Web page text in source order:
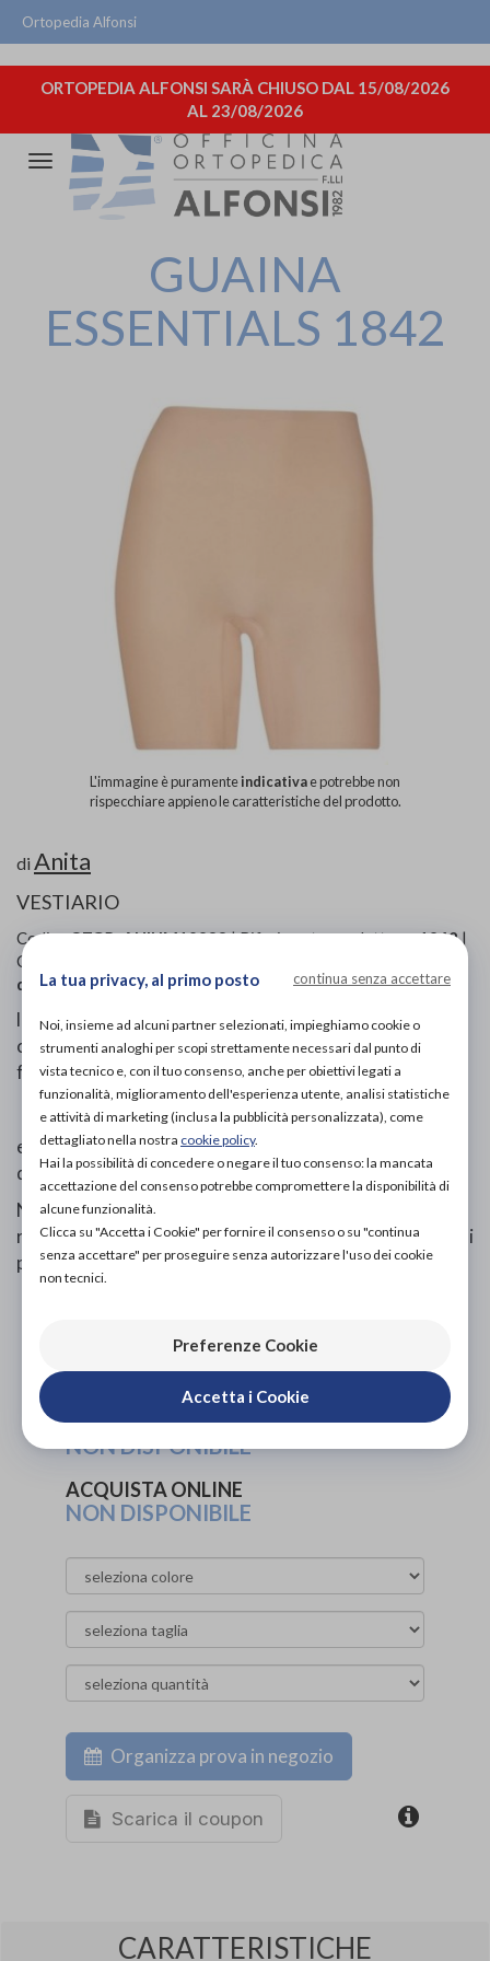
Ortopedia Alfonsi
ORTOPEDIA ALFONSI SARÀ CHIUSO DAL 15/08/2026
AL 23/08/2026
Attiva/disattiva
navigazione
GUAINA
ESSENTIALS 1842
L'immagine è puramenteindicativae potrebbe non
rispecchiare appieno le caratteristiche del prodotto.
di Anita
VESTIARIO
Codice OTGP:ANIUM19833| Riferimento produttore:1842|
Categoria:
quotidiana»Vestiario
lo slip a gambaletto ESSENTIALS,e' estremamente
comodo e morbido, molto elastico si adatta a tutte le
forme femminili,
e' un capo che non può mancare nel vostro cassetto
dell'intimo.
Non ha cuciture ai lati e nel girogamba, per questo
rimane invisibile sotto ogni tipo di abbigliamento, anche i
più aderenti.
PROVA E ACQUISTA IN NEGOZIO
30,00€
PROVA E NOLEGGIA IN NEGOZIO
NON DISPONIBILE
ACQUISTA ONLINE
NON DISPONIBILE
Organizza prova in negozio
Scarica il coupon
CARATTERISTICHE
La tua privacy, al primo posto continua senza accettare
Noi, insieme ad alcuni partner selezionati, impieghiamo cookie o
strumenti analoghi per scopi strettamente necessari dal punto di
vista tecnico e, con il tuo consenso, anche per obiettivi legati a
funzionalità, miglioramento dell'esperienza utente, analisi statistiche
e attività di marketing (inclusa la pubblicità personalizzata), come
dettagliato nella nostra cookie policy.
Hai la possibilità di concedere o negare il tuo consenso: la mancata
accettazione del consenso potrebbe compromettere la disponibilità di
alcune funzionalità.
Clicca su "Accetta i Cookie" per fornire il consenso o su "continua
senza accettare" per proseguire senza autorizzare l'uso dei cookie
non tecnici.
Preferenze Cookie
Accetta i Cookie